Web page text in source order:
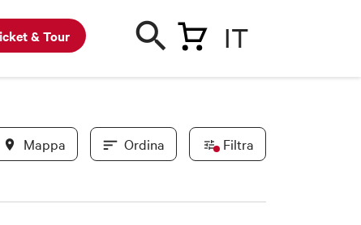
& Tour IT
Mappa Ordina Filtra